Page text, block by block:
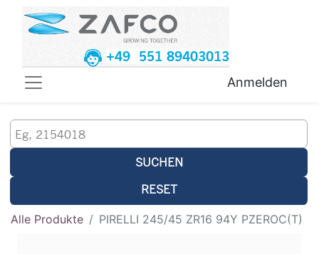
+49 551 89403013
Anmelden
SUCHEN
RESET
Alle Produkte PIRELLI 245/45 ZR16 94Y PZEROC(T)